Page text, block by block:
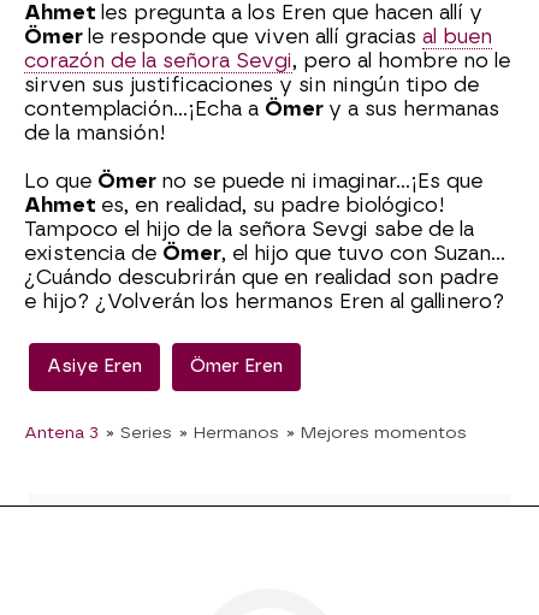
Ahmet les pregunta a los Eren que hacen allí y
Ömer le responde que viven allí gracias al buen
corazón de la señora Sevgi, pero al hombre no le
sirven sus justificaciones y sin ningún tipo de
contemplación…¡Echa a Ömer y a sus hermanas
de la mansión!
Lo que Ömer no se puede ni imaginar…¡Es que
Ahmet es, en realidad, su padre biológico!
Tampoco el hijo de la señora Sevgi sabe de la
existencia de Ömer, el hijo que tuvo con Suzan…
¿Cuándo descubrirán que en realidad son padre
e hijo? ¿Volverán los hermanos Eren al gallinero?
Asiye Eren Ömer Eren
Antena 3 » Series » Hermanos » Mejores momentos